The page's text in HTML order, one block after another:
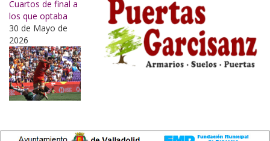
Cuartos de final a
los que optaba
30 de Mayo de
2026